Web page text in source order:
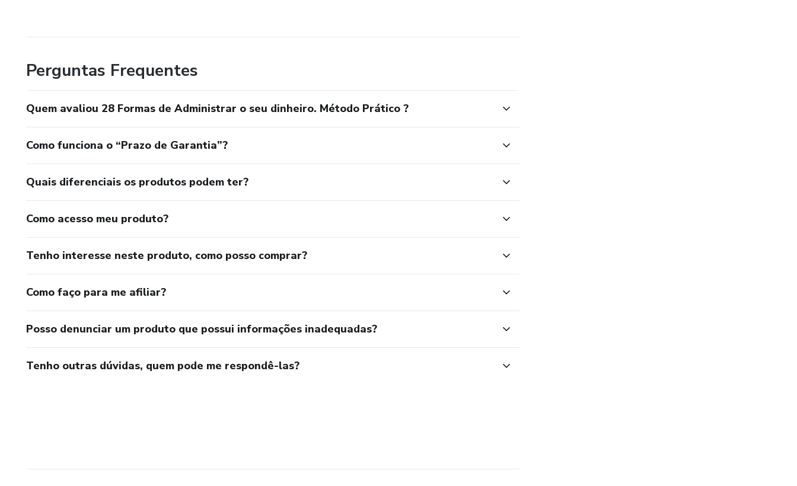
Perguntas Frequentes
Quem avaliou 28 Formas de Administrar o seu dinheiro. Método Prático ?
Como funciona o “Prazo de Garantia”?
Quais diferenciais os produtos podem ter?
Como acesso meu produto?
Tenho interesse neste produto, como posso comprar?
Como faço para me afiliar?
Posso denunciar um produto que possui informações inadequadas?
Tenho outras dúvidas, quem pode me respondê-las?